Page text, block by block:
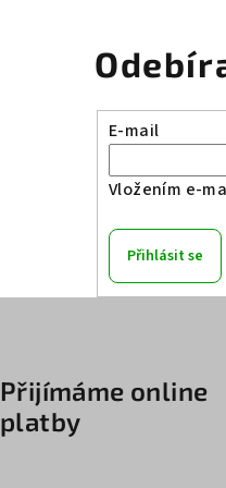
E-mail
Vložením e-
Přihlásit se
Přijímáme online
platby